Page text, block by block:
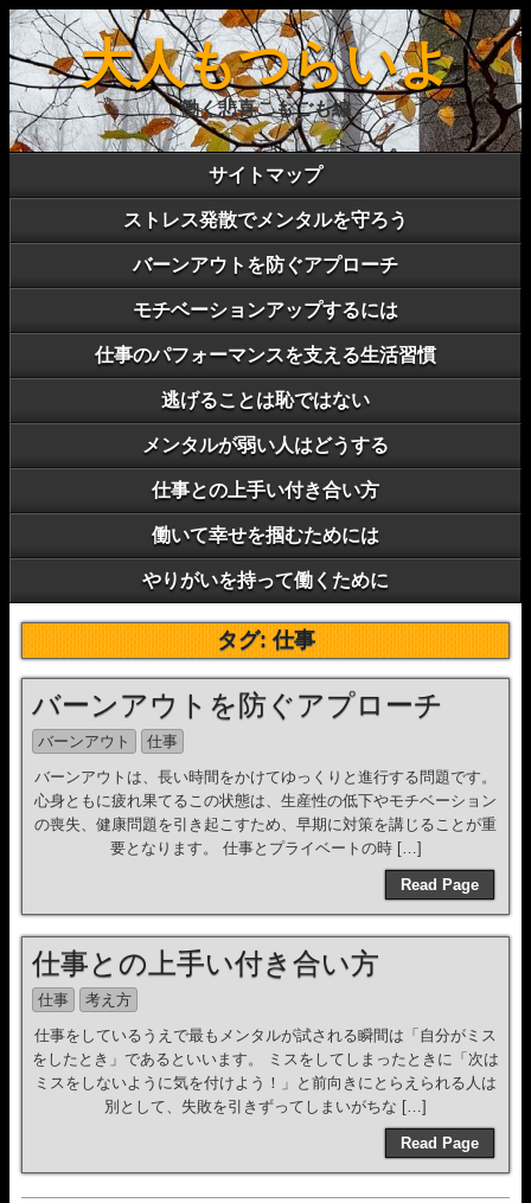
大人もつらいよ
働く悲喜こもごも編
サイトマップ
ストレス発散でメンタルを守ろう
バーンアウトを防ぐアプローチ
モチベーションアップするには
仕事のパフォーマンスを支える生活習慣
逃げることは恥ではない
メンタルが弱い人はどうする
仕事との上手い付き合い方
働いて幸せを掴むためには
やりがいを持って働くために
タグ:仕事
バーンアウトを防ぐアプローチ
バーンアウト
仕事
バーンアウトは、長い時間をかけてゆっくりと進行する問題です。
心身ともに疲れ果てるこの状態は、生産性の低下やモチベーション
の喪失、健康問題を引き起こすため、早期に対策を講じることが重
要となります。 仕事とプライベートの時 […]
Read Page
仕事との上手い付き合い方
仕事
考え方
仕事をしているうえで最もメンタルが試される瞬間は「自分がミス
をしたとき」であるといいます。 ミスをしてしまったときに「次は
ミスをしないように気を付けよう！」と前向きにとらえられる人は
別として、失敗を引きずってしまいがちな […]
Read Page